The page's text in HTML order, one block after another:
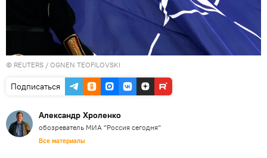
© REUTERS / OGNEN TEOFILOVSKI
Подписаться
Александр Хроленко
обозреватель МИА "Россия сегодня"
Все материалы